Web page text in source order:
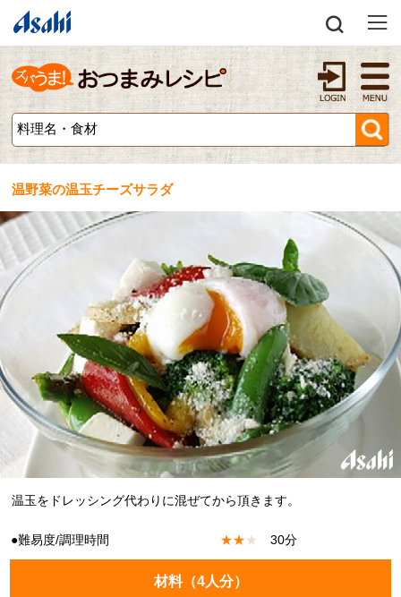
温野菜の温玉チーズサラダ
温玉をドレッシング代わりに混ぜてから頂きます。
●難易度/調理時間 ★★★ 30分
材料（4人分）